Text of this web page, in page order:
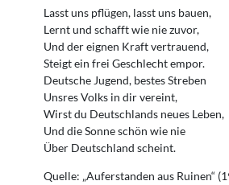
Lasst uns pflügen, lasst uns bauen,
Lernt und schafft wie nie zuvor,
Und der eignen Kraft vertrauend,
Steigt ein frei Geschlecht empor.
Deutsche Jugend, bestes Streben
Unsres Volks in dir vereint,
Wirst du Deutschlands neues Leben,
Und die Sonne schön wie nie
Über Deutschland scheint.
Quelle: „Auferstanden aus Ruinen“